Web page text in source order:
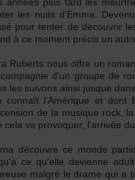
les nuits d'Emma.
pour tenter de découvrir
à ce moment précis un
Roberts nous offre un
d'un groupe de
les suivons ainsi jusque
connaît l'Amérique et dont
de la musique rock,
cela va provoquer, l'arrivée
découvre ce monde
ce qu'elle devienne
malgré le drame qui a